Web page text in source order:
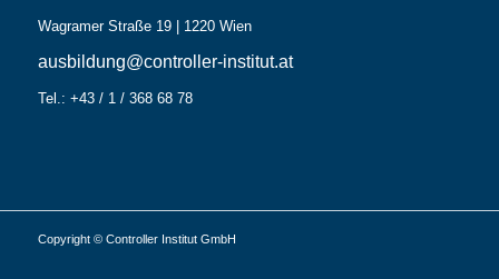
Wagramer Straße 19 | 1220 Wien
ausbildung@controller-institut.at
Tel.: +43 / 1 / 368 68 78
Copyright © Controller Institut GmbH